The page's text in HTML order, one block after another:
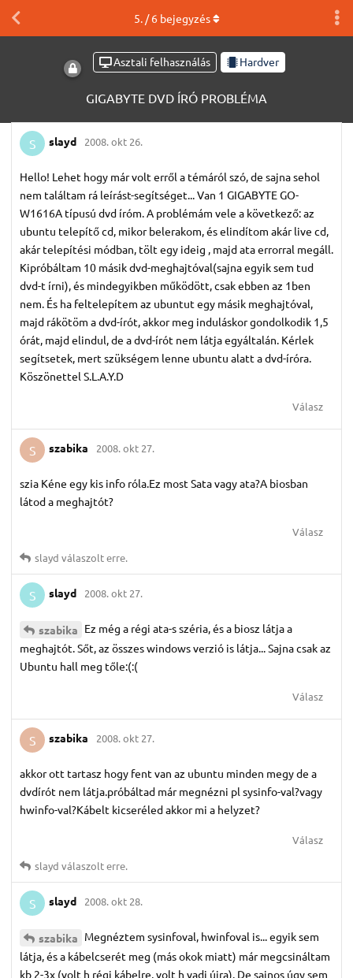
Asztali felhasználás Hardver
GIGABYTE DVD ÍRÓ PROBLÉMA
5. /6bejegyzés
S slayd 2008. okt 26.
Hello! Lehet hogy már volt erről a témáról szó, de sajna sehol
nem találtam rá leírást-segítséget... Van 1 GIGABYTE GO-
W1616A típusú dvd íróm. A problémám vele a következő: az
ubuntu telepítő cd, mikor belerakom, és elindítom akár live cd,
akár telepítési módban, tölt egy ideig , majd ata errorral megáll.
Kipróbáltam 10 másik dvd-meghajtóval(sajna egyik sem tud
dvd-t írni), és mindegyikben működött, csak ebben az 1ben
nem. És ha feltelepítem az ubuntut egy másik meghajtóval,
majd rákötöm a dvd-írót, akkor meg induláskor gondolkodik 1,5
órát, majd elindul, de a dvd-írót nem látja egyáltalán. Kérlek
segítsetek, mert szükségem lenne ubuntu alatt a dvd-íróra.
Köszönettel S.L.A.Y.D
Válasz
S szabika 2008. okt 27.
szia Kéne egy kis info róla.Ez most Sata vagy ata?A biosban
látod a meghajtót?
Válasz
slayd válaszolt erre.
S slayd 2008. okt 27.
szabika Ez még a régi ata-s széria, és a biosz látja a
meghajtót. Sőt, az összes windows verzió is látja... Sajna csak az
Ubuntu hall meg tőle:(:(
Válasz
S szabika 2008. okt 27.
akkor ott tartasz hogy fent van az ubuntu minden megy de a
dvdírót nem látja.próbáltad már megnézni pl sysinfo-val?vagy
hwinfo-val?Kábelt kicseréled akkor mi a helyzet?
Válasz
slayd válaszolt erre.
S slayd 2008. okt 28.
szabika Megnéztem sysinfoval, hwinfoval is... egyik sem
látja, és a kábelcserét meg (más okok miatt) már megcsináltam
kb 2-3x (volt h régi kábelre, volt h vadi újra). De sajnos úgy sem